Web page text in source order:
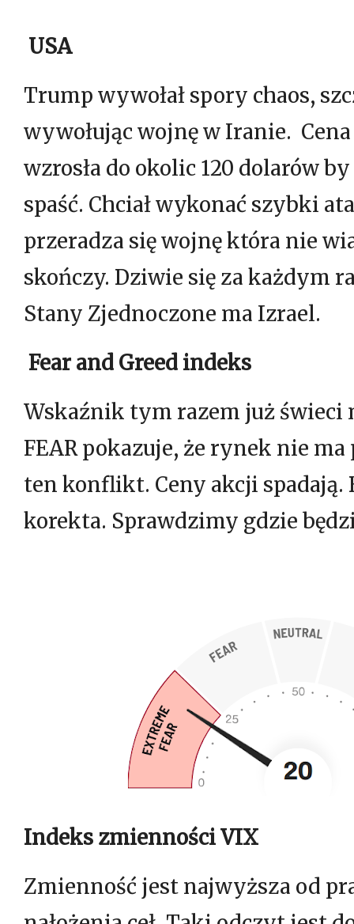
USA
Trump wywołał spory chaos,
wywołując wojnę w Iranie.
wzrosła do okolic 120 dolarów
spaść. Chciał wykonać szybki
przeradza się wojnę która nie
skończy. Dziwie się za każdym
Stany Zjednoczone ma Izrael.
Fear and Greed indeks
Wskaźnik tym razem już świeci
FEAR pokazuje, że rynek nie
ten konflikt. Ceny akcji spadają.
korekta. Sprawdzimy gdzie
Indeks zmienności VIX
Zmienność jest najwyższa od